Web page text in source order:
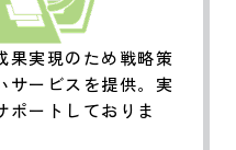
果実現のため戦略策
サービスを提供。実
ポートしておりま